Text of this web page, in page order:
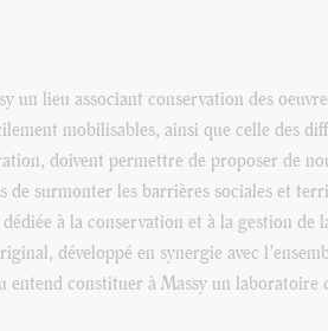
un lieu associant conservation des
mobilisables, ainsi que celle des
doivent permettre de proposer de
surmonter les barrières sociales et
à la conservation et à la gestion de
développé en synergie avec
constituer à Massy un laboratoire